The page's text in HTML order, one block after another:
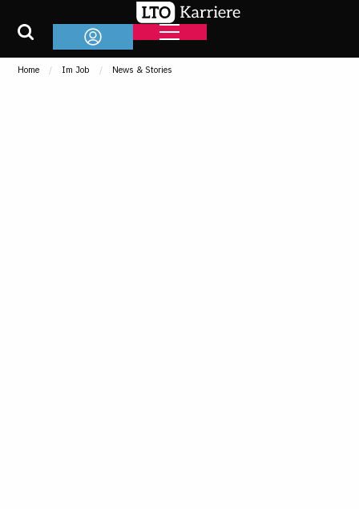
Home Im Job News & Stories